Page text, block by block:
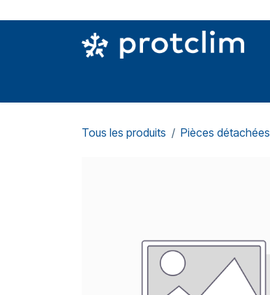
Tous les produits Pièces détachées